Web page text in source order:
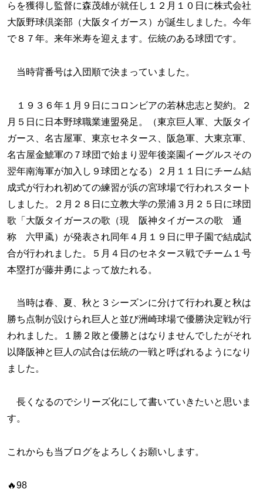
らを獲得し監督に森茂雄が就任し１２月１０日に株式会社
大阪野球倶楽部（大阪タイガース）が誕生しました。今年
で８７年。来年米寿を迎えます。伝統のある球団です。
当時背番号は入団順で決まっていました。
１９３６年１月９日にコロンビアの若林忠志と契約。２
月５日に日本野球職業連盟発足。（東京巨人軍、大阪タイ
ガース、名古屋軍、東京セネタース、阪急軍、大東京軍、
名古屋金鯱軍の７球団で始まり翌年後楽園イーグルスその
翌年南海軍が加入し９球団となる）２月１１日にチーム結
成式が行われ初めての練習が浜の宮球場で行われスタート
しました。２月２８日に立教大学の景浦３月２５日に球団
歌「大阪タイガースの歌（現 阪神タイガースの歌 通
称 六甲颪）が発表され同年４月１９日に甲子園で結成試
合が行われました。５月４日のセネタース戦でチーム１号
本塁打が藤井勇によって放たれる。
当時は春、夏、秋と３シーズンに分けて行われ夏と秋は
勝ち点制が設けられ巨人と並び洲崎球場で優勝決定戦が行
われました。１勝２敗と優勝とはなりませんでしたがそれ
以降阪神と巨人の試合は伝統の一戦と呼ばれるようになり
ました。
長くなるのでシリーズ化にして書いていきたいと思いま
す。
これからも当ブログをよろしくお願いします。
🔥98